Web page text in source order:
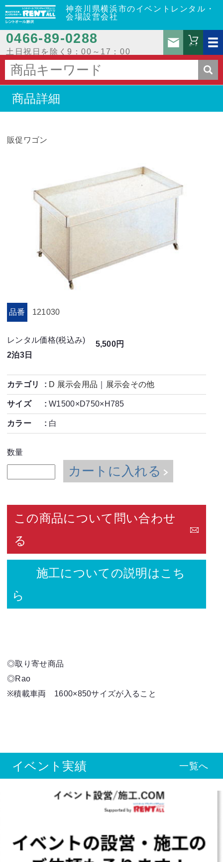
神奈川県横浜市のイベントレンタル・
会場設営会社
0466‐89‐0288
土日祝日を除く9：00～17：00
お問
カート
商品詳細
販促ワゴン
品番 121030
レンタル価格(税込み)
2泊3日
5,500円
カテゴリ D 展示会用品 展示会その他
サイズ W1500×D750×H785
カラー 白
数量
カートに入れる
この商品について問い合わせ
る
施工についての説明はこち
ら
◎取り寄せ商品
※積載車両 1600×850サイズが入ること
イベント実績 一覧へ